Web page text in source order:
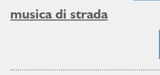
musica di strada